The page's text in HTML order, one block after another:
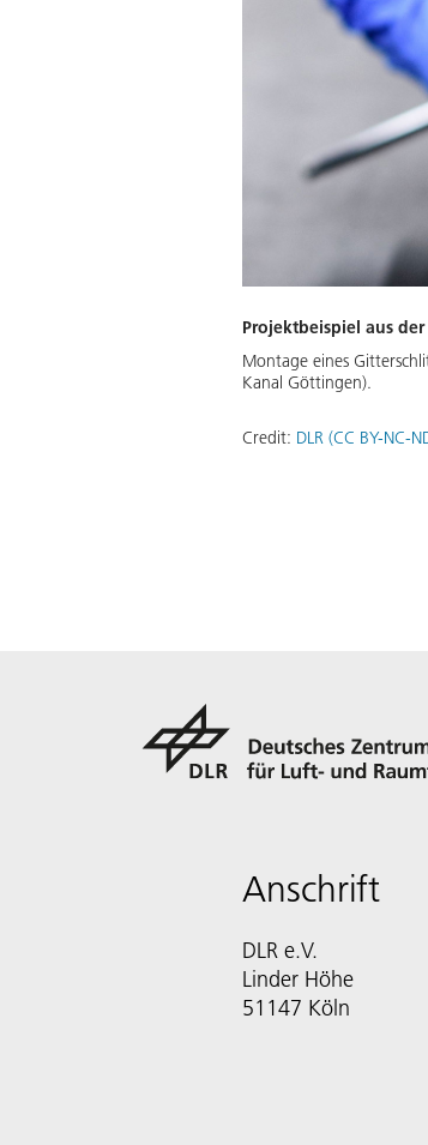
Projektbeispiel aus
Montage eines
Kanal Göttingen).
Credit: DLR (CC BY-NC-
Anschrift
DLR e.V.
Linder Höhe
51147 Köln